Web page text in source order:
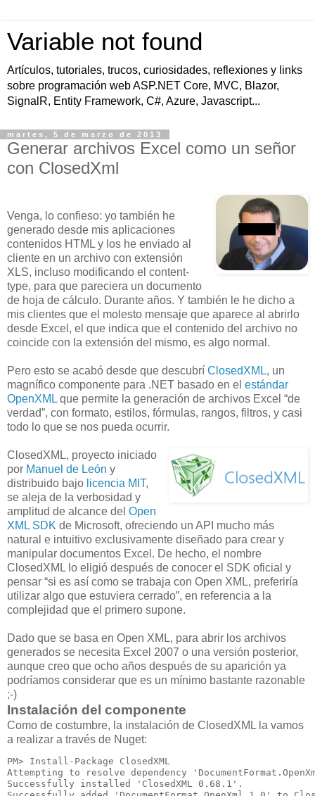
Variable not found
Artículos, tutoriales, trucos, curiosidades, reflexiones y links
sobre programación web ASP.NET Core, MVC, Blazor,
SignalR, Entity Framework, C#, Azure, Javascript...
martes, 5 de marzo de 2013
Generar archivos Excel como un señor
con ClosedXml
Venga, lo confieso: yo también he
generado desde mis aplicaciones
contenidos HTML y los he enviado al
cliente en un archivo con extensión
XLS, incluso modificando el content-
type, para que pareciera un documento
de hoja de cálculo. Durante años. Y también le he dicho a
mis clientes que el molesto mensaje que aparece al abrirlo
desde Excel, el que indica que el contenido del archivo no
coincide con la extensión del mismo, es algo normal.
Pero esto se acabó desde que descubrí ClosedXML, un
magnífico componente para .NET basado en el estándar
OpenXML que permite la generación de archivos Excel “de
verdad”, con formato, estilos, fórmulas, rangos, filtros, y casi
todo lo que se nos pueda ocurrir.
ClosedXML, proyecto iniciado
por Manuel de León y
distribuido bajo licencia MIT,
se aleja de la verbosidad y
amplitud de alcance del Open
XML SDK de Microsoft, ofreciendo un API mucho más
natural e intuitivo exclusivamente diseñado para crear y
manipular documentos Excel. De hecho, el nombre
ClosedXML lo eligió después de conocer el SDK oficial y
pensar “si es así como se trabaja con Open XML, preferiría
utilizar algo que estuviera cerrado”, en referencia a la
complejidad que el primero supone.
Dado que se basa en Open XML, para abrir los archivos
generados se necesita Excel 2007 o una versión posterior,
aunque creo que ocho años después de su aparición ya
podríamos considerar que es un mínimo bastante razonable
;-)
Instalación del componente
Como de costumbre, la instalación de ClosedXML la vamos
a realizar a través de Nuget:
PM> Install-Package ClosedXML
Attempting to resolve dependency
Successfully installed 'ClosedXML 0.68.1'.